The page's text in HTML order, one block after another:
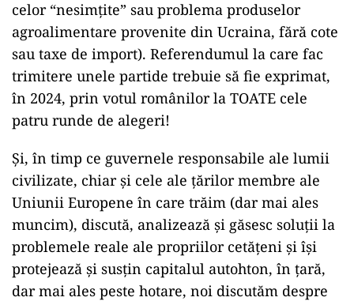
celor “nesimțite” sau problema produselor
agroalimentare provenite din Ucraina, fără cote
sau taxe de import). Referendumul la care fac
trimitere unele partide trebuie să fie exprimat,
în 2024, prin votul românilor la TOATE cele
patru runde de alegeri!
Și, în timp ce guvernele responsabile ale lumii
civilizate, chiar și cele ale țărilor membre ale
Uniunii Europene în care trăim (dar mai ales
muncim), discută, analizează și găsesc soluții la
problemele reale ale propriilor cetățeni și își
protejează și susțin capitalul autohton, în țară,
dar mai ales peste hotare, noi discutăm despre